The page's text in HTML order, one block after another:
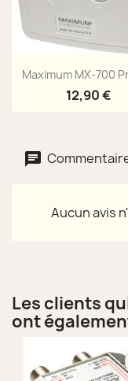
Aperçu
Maximum MX-700
12,90 €
Aucun avis
Les clients
ont